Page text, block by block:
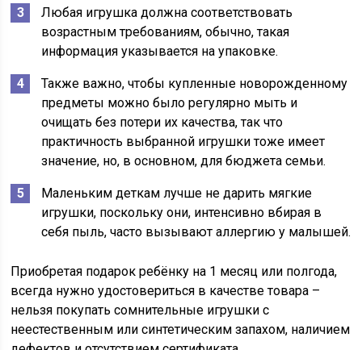
Любая игрушка должна соответствовать
возрастным требованиям, обычно, такая
информация указывается на упаковке.
Также важно, чтобы купленные новорожденному
предметы можно было регулярно мыть и
очищать без потери их качества, так что
практичность выбранной игрушки тоже имеет
значение, но, в основном, для бюджета семьи.
Маленьким деткам лучше не дарить мягкие
игрушки, поскольку они, интенсивно вбирая в
себя пыль, часто вызывают аллергию у малышей.
Приобретая подарок ребёнку на 1 месяц или полгода,
всегда нужно удостовериться в качестве товара –
нельзя покупать сомнительные игрушки с
неестественным или синтетическим запахом, наличием